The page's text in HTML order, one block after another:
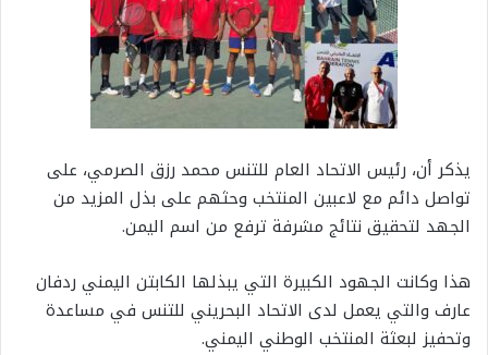
يذكر أن، رئيس الاتحاد العام للتنس محمد رزق الصرمي، على
تواصل دائم مع لاعبين المنتخب وحثهم على بذل المزيد من
الجهد لتحقيق نتائج مشرفة ترفع من اسم اليمن.
هذا وكانت الجهود الكبيرة التي يبذلها الكابتن اليمني ردفان
عارف والتي يعمل لدى الاتحاد البحريني للتنس في مساعدة
وتحفيز لبعثة المنتخب الوطني اليمني.